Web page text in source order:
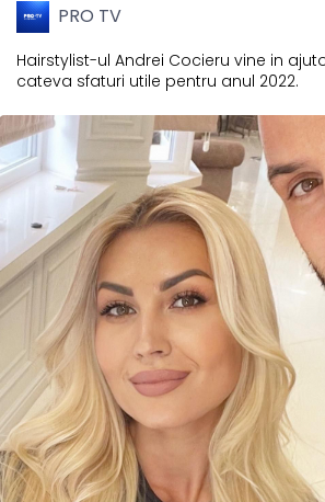
PRO TV
Hairstylist-ul Andrei Cocieru vine in
cateva sfaturi utile pentru anul 2022.